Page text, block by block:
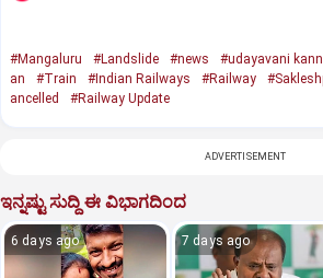
#Mangaluru #Landslide #news #udayavani
an
#Train #Indian Railways #Railway
ancelled
#Railway Update
ADVERTISEMENT
ಇನ್ನಷ್ಟು ಸುದ್ದಿ ಈ ವಿಭಾಗದಿಂದ
6 days ago 7 days ago